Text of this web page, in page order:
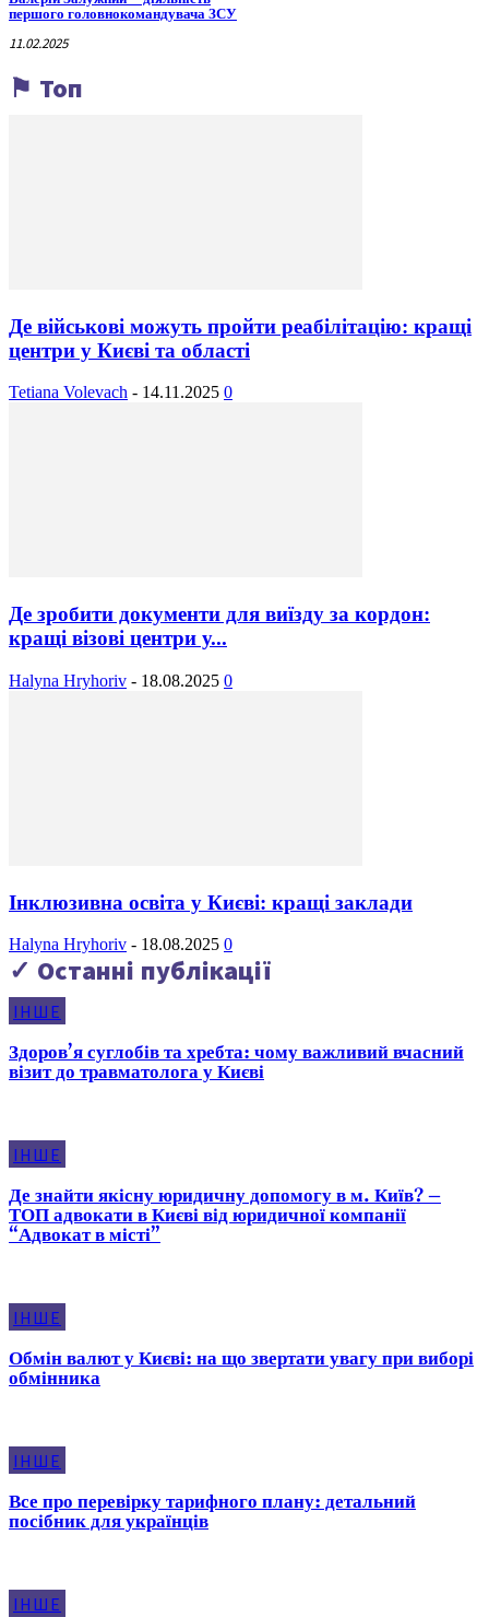
першого головнокомандувача ЗСУ
11.02.2025
⚑ Топ
Де військові можуть пройти реабілітацію: кращі
центри у Києві та області
Tetiana Volevach - 14.11.2025 0
Де зробити документи для виїзду за кордон:
кращі візові центри у...
Halyna Hryhoriv - 18.08.2025 0
Інклюзивна освіта у Києві: кращі заклади
Halyna Hryhoriv - 18.08.2025 0
✓ Останні публікації
ІНШЕ
Здоров’я суглобів та хребта: чому важливий вчасний
візит до травматолога у Києві
ІНШЕ
Де знайти якісну юридичну допомогу в м. Київ? –
ТОП адвокати в Києві від юридичної компанії
“Адвокат в місті”
ІНШЕ
Обмін валют у Києві: на що звертати увагу при виборі
обмінника
ІНШЕ
Все про перевірку тарифного плану: детальний
посібник для українців
ІНШЕ